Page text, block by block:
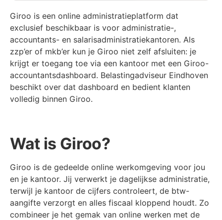
Giroo is een online administratieplatform dat
exclusief beschikbaar is voor administratie-,
accountants- en salarisadministratiekantoren. Als
zzp’er of mkb’er kun je Giroo niet zelf afsluiten: je
krijgt er toegang toe via een kantoor met een Giroo-
accountantsdashboard. Belastingadviseur Eindhoven
beschikt over dat dashboard en bedient klanten
volledig binnen Giroo.
Wat is Giroo?
Giroo is de gedeelde online werkomgeving voor jou
en je kantoor. Jij verwerkt je dagelijkse administratie,
terwijl je kantoor de cijfers controleert, de btw-
aangifte verzorgt en alles fiscaal kloppend houdt. Zo
combineer je het gemak van online werken met de